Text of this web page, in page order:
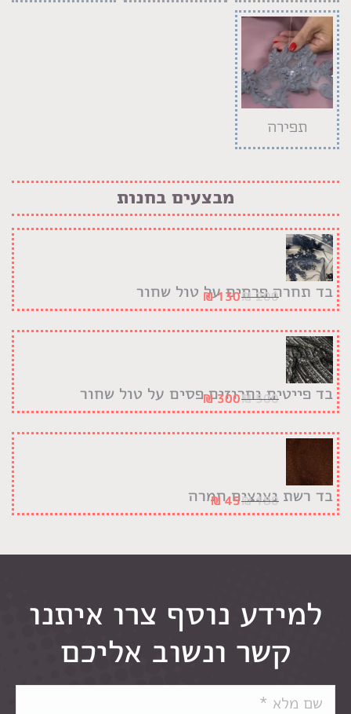
תפירה
מבצעים בחנות
בד תחרה פרחים על טול שחור
₪200
₪130
בד פייטים וחרוזים פסים על טול שחור
₪500
₪300
בד רשת נצנצים חמרה
₪180
₪45
למידע נוסף צרו איתנו
קשר ונשוב אליכם